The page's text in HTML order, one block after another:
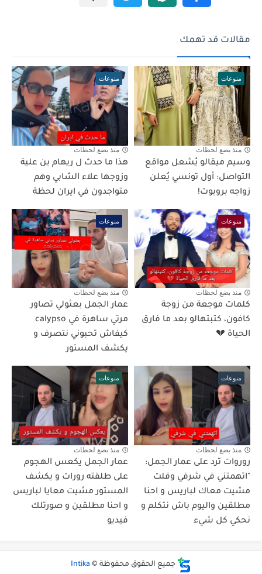
مقالات قد تهمك
منوعات
منذ بضع لحظات
وسيم ميقالو يُشعل مواقع
التواصل: أول تونسي يُعلن
زواجه بروبوت!
منوعات
منذ بضع لحظات
هذا ما حدث ل ريهام بن علية
وزوجها علاء الشابي وهم
متواجدون في ايران لحظة
منوعات
منذ بضع لحظات
كلمات موجعة من زوجة
كافون، كتبتهالو بعد ما فارق
الحياة 💔
منوعات
منذ بضع لحظات
عمار الجمل بعثولي تصاور
مرتي ساهرة في calypso
كيفاش تحبوني نتصرف و
يكشف المستور
منوعات
منذ بضع لحظات
روروات ترد على عمار الجمل:
"اتهمتني في شرفي وقلت
مشيت معاك لباريس و احنا
مطلقين واليوم باش نتكلم و
نحكي كل شيء
منوعات
منذ بضع لحظات
عمار الجمل يكعس الهجوم
على طلقته رورات و يكشف
المستور مشيت معايا لباريس
و احنا مطلقين و صورتلك
فيديو
جميع الحقوق محفوظة © Intika